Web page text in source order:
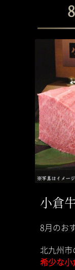
小倉
8月のお
北九州
希少な小